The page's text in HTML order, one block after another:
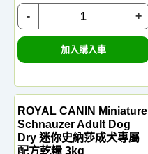
+
-
加入購入車
ROYAL CANIN Miniature
Schnauzer Adult Dog
Dry 迷你史納莎成犬專屬
配方乾糧 3kg